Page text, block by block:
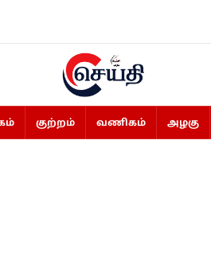
குற்றம் வணிகம் அழகு